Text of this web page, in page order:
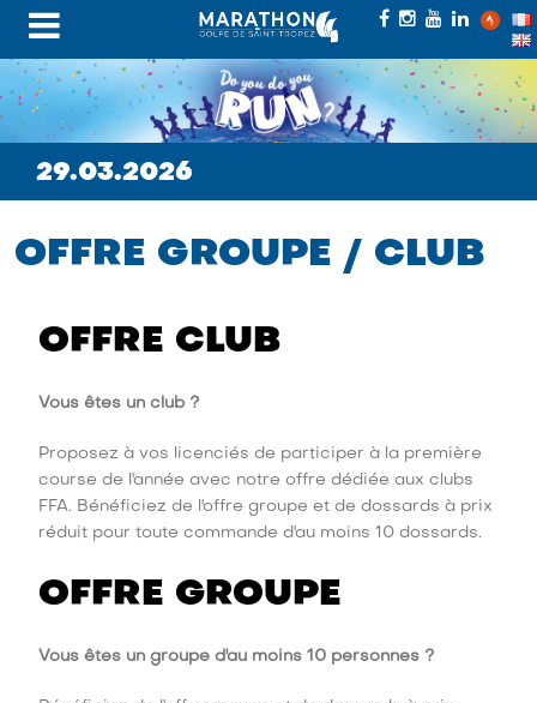
29.03.2026
OFFRE GROUPE / CLUB
OFFRE CLUB
Vous êtes un club ?
Proposez à vos licenciés de participer à la première
course de l'année avec notre offre dédiée aux clubs
FFA. Bénéficiez de l'offre groupe et de dossards à prix
réduit pour toute commande d'au moins 10 dossards.
OFFRE GROUPE
Vous êtes un groupe d'au moins 10 personnes ?